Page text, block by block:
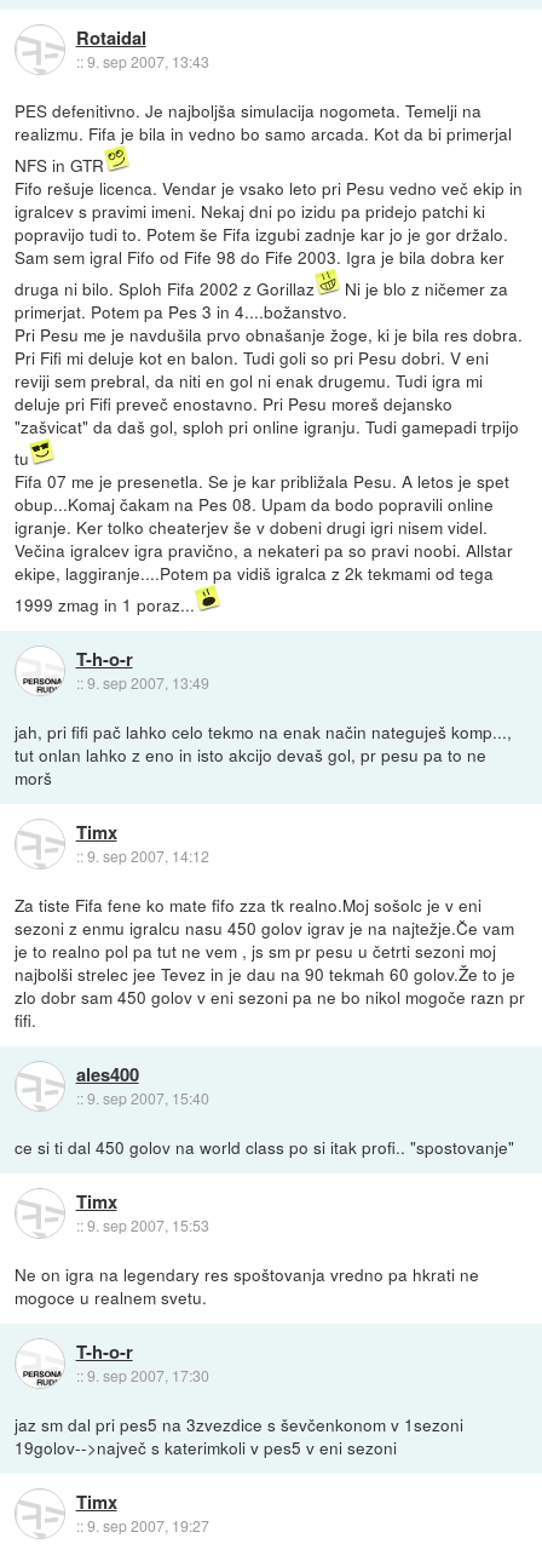
Rotaidal
::9. sep 2007, 13:43
PES defenitivno. Je najboljša simulacija nogometa. Temelji na
realizmu. Fifa je bila in vedno bo samo arcada. Kot da bi primerjal
NFS in GTR
Fifo rešuje licenca. Vendar je vsako leto pri Pesu vedno več ekip in
igralcev s pravimi imeni. Nekaj dni po izidu pa pridejo patchi ki
popravijo tudi to. Potem še Fifa izgubi zadnje kar jo je gor držalo.
Sam sem igral Fifo od Fife 98 do Fife 2003. Igra je bila dobra ker
druga ni bilo. Sploh Fifa 2002 z Gorillaz
Ni je blo z ničemer za
primerjat. Potem pa Pes 3 in 4....božanstvo.
Pri Pesu me je navdušila prvo obnašanje žoge, ki je bila res dobra.
Pri Fifi mi deluje kot en balon. Tudi goli so pri Pesu dobri. V eni
reviji sem prebral, da niti en gol ni enak drugemu. Tudi igra mi
deluje pri Fifi preveč enostavno. Pri Pesu moreš dejansko
"zašvicat" da daš gol, sploh pri online igranju. Tudi gamepadi trpijo
tu
Fifa 07 me je presenetla. Se je kar približala Pesu. A letos je spet
obup...Komaj čakam na Pes 08. Upam da bodo popravili online
igranje. Ker tolko cheaterjev še v dobeni drugi igri nisem videl.
Večina igralcev igra pravično, a nekateri pa so pravi noobi. Allstar
ekipe, laggiranje....Potem pa vidiš igralca z 2k tekmami od tega
1999 zmag in 1 poraz...
T-h-o-r
::9. sep 2007, 13:49
jah, pri fifi pač lahko celo tekmo na enak način nateguješ komp...,
tut onlan lahko z eno in isto akcijo devaš gol, pr pesu pa to ne
morš
Timx
::9. sep 2007, 14:12
Za tiste Fifa fene ko mate fifo zza tk realno.Moj sošolc je v eni
sezoni z enmu igralcu nasu 450 golov igrav je na najtežje.Če vam
je to realno pol pa tut ne vem , js sm pr pesu u četrti sezoni moj
najbolši strelec jee Tevez in je dau na 90 tekmah 60 golov.Že to je
zlo dobr sam 450 golov v eni sezoni pa ne bo nikol mogoče razn pr
fifi.
ales400
::9. sep 2007, 15:40
ce si ti dal 450 golov na world class po si itak profi.. "spostovanje"
Timx
::9. sep 2007, 15:53
Ne on igra na legendary res spoštovanja vredno pa hkrati ne
mogoce u realnem svetu.
T-h-o-r
::9. sep 2007, 17:30
jaz sm dal pri pes5 na 3zvezdice s ševčenkonom v 1sezoni
19golov-->največ s katerimkoli v pes5 v eni sezoni
Timx
::9. sep 2007, 19:27